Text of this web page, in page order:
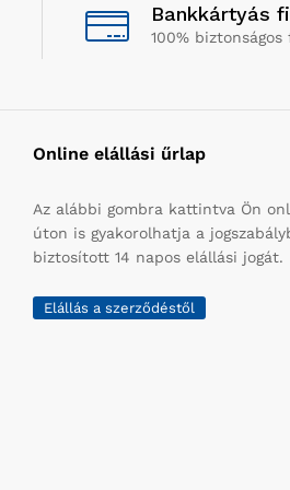
Bankkártyás
100% biztonságos
Online elállási űrlap
Az alábbi gombra kattintva Ön
úton is gyakorolhatja a
biztosított 14 napos elállási jogát.
Elállás a szerződéstől